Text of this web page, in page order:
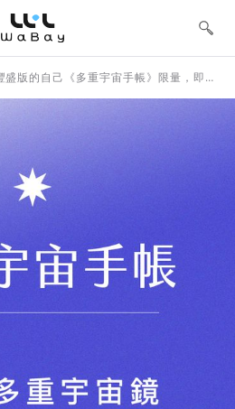
WaBay 挖貝 | 台灣最值得信賴的群眾
集資 / 群眾募資平台
一時多工系統 | 開展無限豐盛版的自己《多重宇宙手帳》限量，即將完售！